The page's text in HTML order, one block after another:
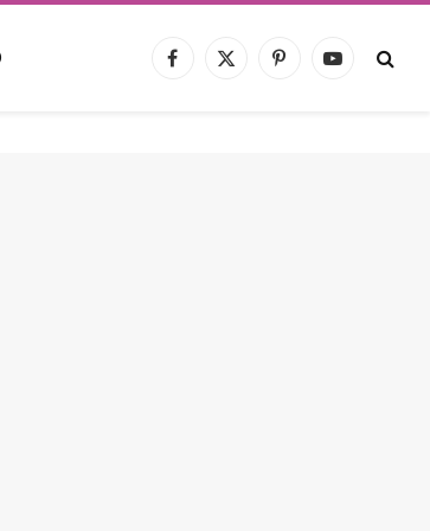
Facebook
X
PinterestYouTube